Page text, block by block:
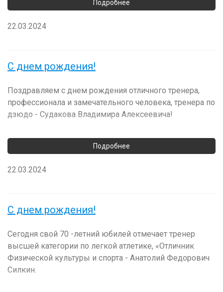
22.03.2024
С днем рождения!
Поздравляем с днем рождения отличного тренера,
профессионала и замечательного человека, тренера по
дзюдо - Судакова Владимира Алексеевича!
22.03.2024
С днем рождения!
Сегодня свой 70 -летний юбилей отмечает тренер
высшей категории по легкой атлетике, «Отличник
Физической культуры и спорта - Анатолий Федорович
Силкин.